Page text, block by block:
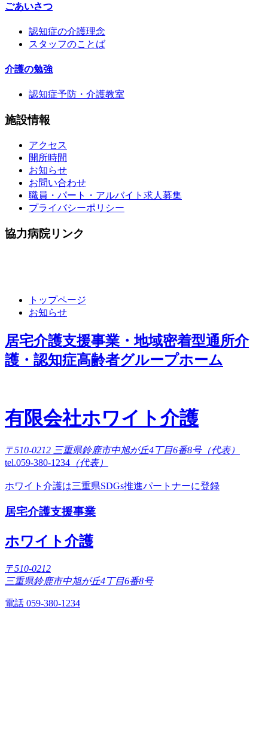
ごあいさつ
認知症の介護理念
スタッフのことば
介護の勉強
認知症予防・介護教室
施設情報
アクセス
開所時間
お知らせ
お問い合わせ
職員・パート・アルバイト求人募集
プライバシーポリシー
協力病院リンク
トップページ
お知らせ
居宅介護支援事業・地域密着型通所介
護・認知症高齢者グループホーム
有限会社ホワイト介護
〒510-0212 三重県鈴鹿市中旭が丘4丁目6番8号（代表）
tel.059-380-1234 （代表）
ホワイト介護は三重県SDGs推進パートナーに登録
居宅介護支援事業
ホワイト介護
〒510-0212
三重県鈴鹿市中旭が丘4丁目6番8号
電話 059-380-1234